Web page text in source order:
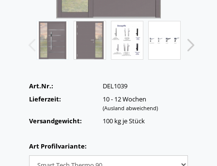
Art.Nr.:
DEL1039
Lieferzeit:
10 - 12 Wochen
(Ausland abweichend)
Versandgewicht: 100kg je Stück
Art Profilvariante: